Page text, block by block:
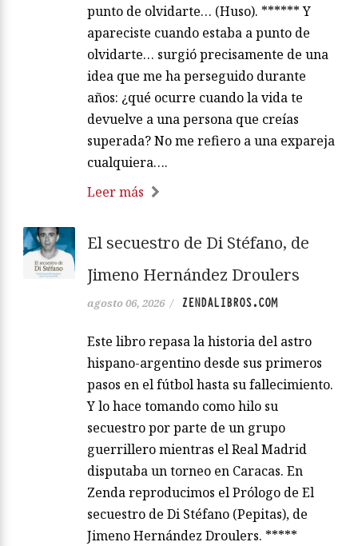
punto de olvidarte… (Huso). ****** Y
apareciste cuando estaba a punto de
olvidarte… surgió precisamente de una
idea que me ha perseguido durante
años: ¿qué ocurre cuando la vida te
devuelve a una persona que creías
superada? No me refiero a una expareja
cualquiera….
Leer más
El secuestro de Di Stéfano, de
Jimeno Hernández Droulers
agosto 06, 2026 / ZENDALIBROS.COM
Este libro repasa la historia del astro
hispano-argentino desde sus primeros
pasos en el fútbol hasta su fallecimiento.
Y lo hace tomando como hilo su
secuestro por parte de un grupo
guerrillero mientras el Real Madrid
disputaba un torneo en Caracas. En
Zenda reproducimos el Prólogo de El
secuestro de Di Stéfano (Pepitas), de
Jimeno Hernández Droulers. *****